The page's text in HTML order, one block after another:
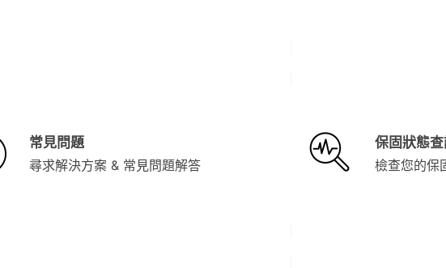
常見問題
尋求解決方案 & 常見問題解答
保固狀態
檢查您的保